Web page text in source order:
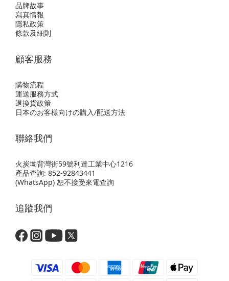
品牌故事
寫真情報
隱私政策
條款及細則
顧客服務
購物流程
運送服務方式
退換貨政策
日本のお客様向けの購入/配送方法
聯絡我們
火炭坳背灣街59號利達工業中心1216
產品查詢: 852-92843441
(WhatsApp) 恕不接受來電查詢
追蹤我們